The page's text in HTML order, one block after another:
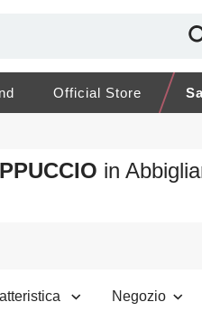
Official Store
in
Negozio